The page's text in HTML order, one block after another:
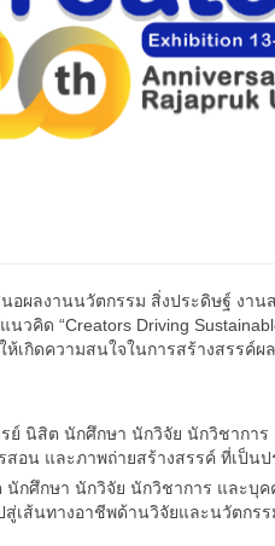
อผลงานนวัตกรรม สิ่งประดิษฐ์ งา
นวคิด “Creators Driving
เกิดความสนใจในการสร้างสรรค์
รย์ นิสิต นักศึกษา นักวิจัย นักวิชาก
สอน และภาพถ่ายสร้างสรรค์ ที่เป็
กศึกษา นักวิจัย นักวิชาการ และบุ
เส้นทางอาชีพด้านวิจัยและนวัตกร